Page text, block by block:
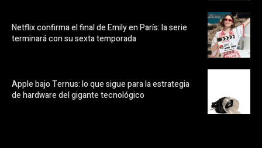
Netflix confirma el final de Emily en París: la serie
terminará con su sexta temporada
Apple bajo Ternus: lo que sigue para la estrategia
de hardware del gigante tecnológico